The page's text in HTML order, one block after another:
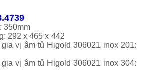
350mm
292 x 465 x 442
vị âm tủ Higold 306021 inox 201:
vị âm tủ Higold 306021 inox 304: